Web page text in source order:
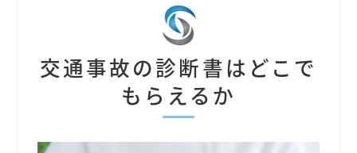
交通事故の診断書はどこで
もらえるか